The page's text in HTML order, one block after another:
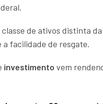
de ativos distinta
a facilidade de resgate.
investimento vem